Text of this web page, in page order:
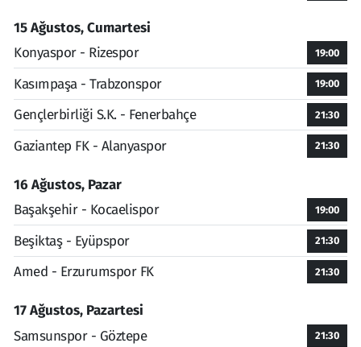
15 Ağustos, Cumartesi
Konyaspor - Rizespor
19:00
Kasımpaşa - Trabzonspor 19:00
Gençlerbirliği S.K. - Fenerbahçe 21:30
Gaziantep FK - Alanyaspor 21:30
16 Ağustos, Pazar
Başakşehir - Kocaelispor
19:00
Beşiktaş - Eyüpspor 21:30
Amed - Erzurumspor FK 21:30
17 Ağustos, Pazartesi
Samsunspor - Göztepe
21:30